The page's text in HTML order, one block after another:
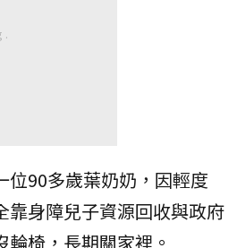
位90多歲葉奶奶，因輕度
靠身障兒子資源回收與政府
椅，長期關家裡。